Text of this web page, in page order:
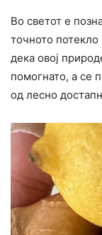
Во светот е
точното
дека овој
помогнато, а се
од лесно